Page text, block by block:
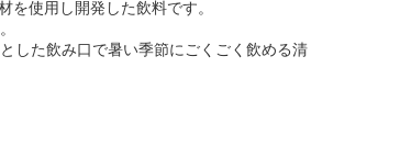
使用し開発した飲料です。
した飲み口で暑い季節にごくごく飲める清